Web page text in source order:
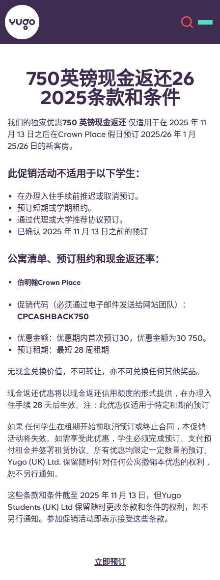
关于我们
更多
账户
English (GB)
English (US)
Español
Català
Italian
Portuguese
选择一个国家
选择一间公寓
立即预订
English (GB)
English (US)
Chinese Español
Portuguese
750英镑现金返还26
2025条款和条件
我们的独家优惠750 英镑现金返还仅适用于在 2025 年 11
月 13 日之后在Crown Place 假日预订 2025/26 年 1 月
25/26 日的新客房。
此促销活动不适用于以下学生：
在办理入住手续前推迟或取消预订。
预订短期或学期租约。
通过代理或大学推荐协议预订。
已确认 2025 年 11 月 13 日之前的预订
公寓清单、预订租约和现金返还率：
伯明翰Crown Place
促销代码（必须通过电子邮件发送给网站团队）：
CPCASHBACK750
优惠金额：优惠期内首次预订30，优惠金额为30 750。
预订租期：最短 28 周租期
无现金兑换价值，不可转让，亦不可兑换任何其他奖品。
现金返还优惠将以现金返还信用额度的形式提供，在办理入
住手续 28 天后生效。注：此优惠仅适用于特定租期的预订
如果 任何学生在租期开始前取消预订或终止合同，本促销
活动将失效。如需享受此优惠，学生必须完成预订、支付预
付租金并签署租赁协议。所有优惠均限定一定数量的预订。
Yugo (UK) Ltd. 保留随时针对任何公寓撤销本优惠的权利，
恕不另行通知。
这些条款和条件截至 2025 年 11 月 13 日，但Yugo
Students (UK) Ltd 保留随时更改条款和条件的权利，恕不
另行通知。参加促销活动即表示接受这些条款。
立即预订